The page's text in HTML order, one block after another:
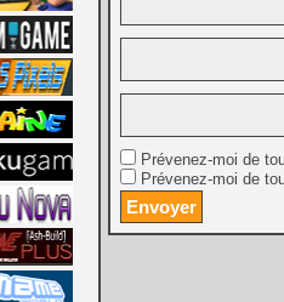
Prévenez-moi de
Prévenez-moi de